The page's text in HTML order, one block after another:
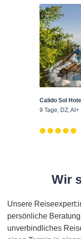
Calido Sol
9 Tage, DZ, AI+
Wir
Unsere
persönliche
unverbindliches